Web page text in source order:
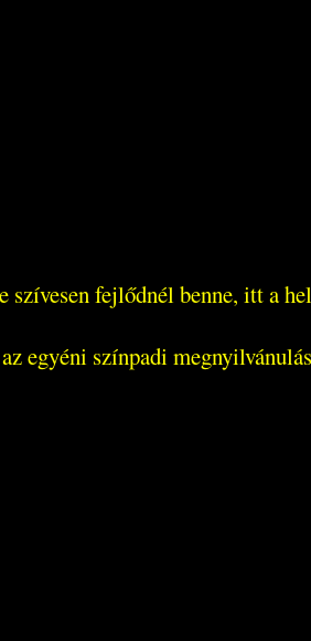
szívesen fejlődnél benne, itt a
színpadi